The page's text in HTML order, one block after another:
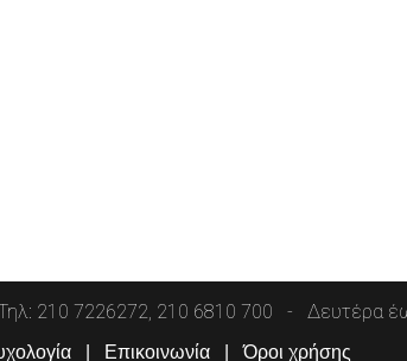
210 7226272, 210 6810 700 Δευτέρα
Επικοινωνία Όροι χρήσης